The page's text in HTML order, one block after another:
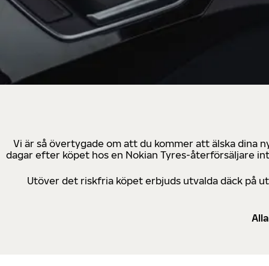
Vi är så övertygade om att du kommer att älska dina
dagar efter köpet hos en Nokian Tyres-återförsäljare
Utöver det riskfria köpet erbjuds utvalda däck på